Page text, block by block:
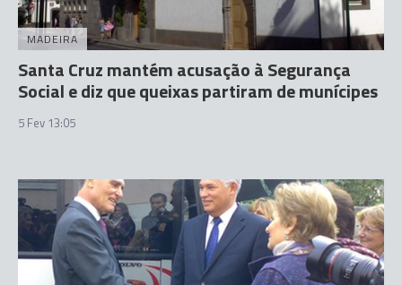
MADEIRA
Santa Cruz mantém acusação à Segurança
Social e diz que queixas partiram de munícipes
5 Fev 13:05